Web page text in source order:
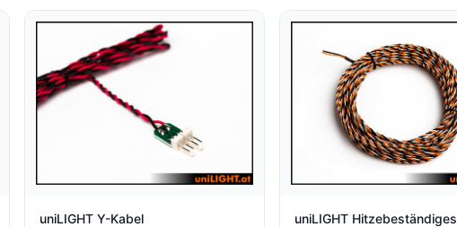
uniLIGHT Y-Kabel
uniLIGHT Hitzebeständiges